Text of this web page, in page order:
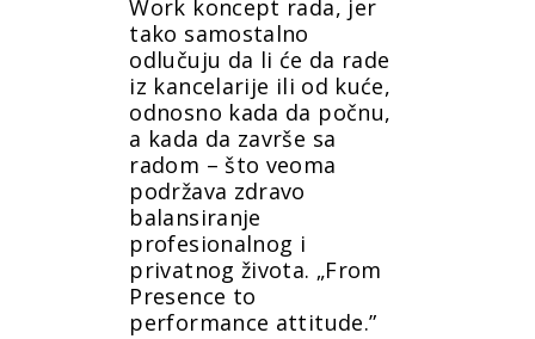
Work koncept rada, jer
tako samostalno
odlučuju da li će da rade
iz kancelarije ili od kuće,
odnosno kada da počnu,
a kada da završe sa
radom – što veoma
podržava zdravo
balansiranje
profesionalnog i
privatnog života. „From
Presence to
performance attitude.”